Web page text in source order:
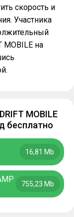
скорость и
Участника
MOBILE на
MOBILE
бесплатно
16,81 Mb
755,23 Mb